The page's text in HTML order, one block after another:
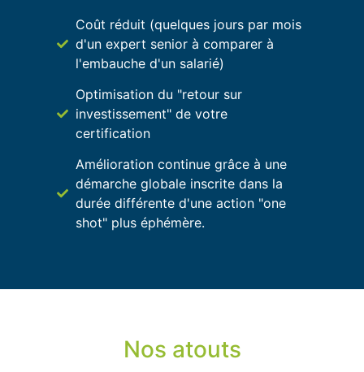
Coût réduit (quelques jours par mois
d'un expert senior à comparer à
l'embauche d'un salarié)
Optimisation du "retour sur
investissement" de votre
certification
Amélioration continue grâce à une
démarche globale inscrite dans la
durée différente d'une action "one
shot" plus éphémère.
Nos atouts